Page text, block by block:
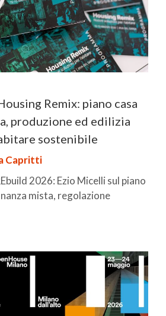
Remix: piano casa
produzione ed edilizia
sostenibile
Capritti
2026: Ezio Micelli sul piano
mista, regolazione